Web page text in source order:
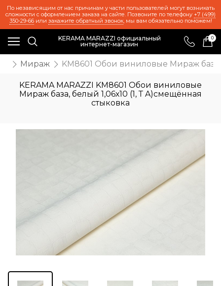
По независящим от нас причинам у части пользователей могут возникать
сложности с оформлением заказа на сайте. Позвоните по телефону +7 (499)
350-29-66или закажите обратный звонок, мы вам обязательно поможем!
KERAMA MARAZZI официальный
интернет-магазин
0
Мираж KM8601 Обои виниловые Мираж база,
KERAMA MARAZZI KM8601 Обои виниловые
Мираж база, белый 1,06х10 (1, Т A)смещённая
стыковка